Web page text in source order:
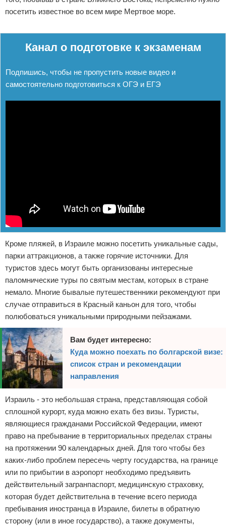
посетить известное во всем мире Мертвое море.
Канал о подготовке к экзаменам
Подпишись, чтобы не пропустить новые видео и
самостоятельно подготовиться к ОГЭ и ЕГЭ
Кроме пляжей, в Израиле можно посетить уникальные сады,
парки аттракционов, а также горячие источники. Для
туристов здесь могут быть организованы интересные
паломнические туры по святым местам, которых в стране
немало. Многие бывалые путешественники рекомендуют при
случае отправиться в Красный каньон для того, чтобы
полюбоваться уникальными природными пейзажами.
Вам будет интересно:
Куда можно поехать по болгарской визе:
список стран и рекомендации
направления
Израиль - это небольшая страна, представляющая собой
сплошной курорт, куда можно ехать без визы. Туристы,
являющиеся гражданами Российской Федерации, имеют
право на пребывание в территориальных пределах страны
на протяжении 90 календарных дней. Для того чтобы без
каких-либо проблем пересечь черту государства, на границе
или по прибытии в аэропорт необходимо предъявить
действительный загранпаспорт, медицинскую страховку,
которая будет действительна в течение всего периода
пребывания иностранца в Израиле, билеты в обратную
сторону (или в иное государство), а также документы,